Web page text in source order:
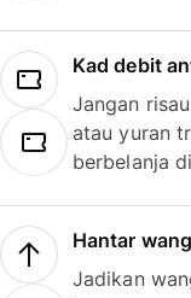
Kad debit
Jangan
atau yuran
berbelanja
Hantar
Jadikan